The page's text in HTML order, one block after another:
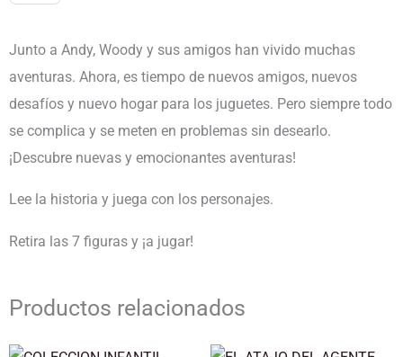
1
Junto a Andy, Woody y sus amigos han vivido muchas
aventuras. Ahora, es tiempo de nuevos amigos, nuevos
desafíos y nuevo hogar para los juguetes. Pero siempre todo
se complica y se meten en problemas sin desearlo.
¡Descubre nuevas y emocionantes aventuras!
Lee la historia y juega con los personajes.
Retira las 7 figuras y ¡a jugar!
Productos relacionados